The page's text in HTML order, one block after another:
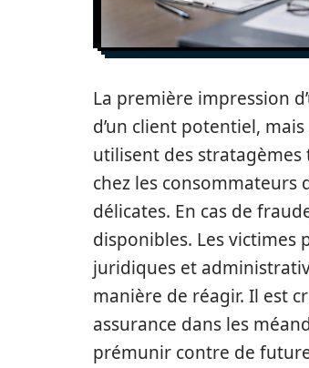
La première impression
d’un client potentiel,
utilisent des
chez les consommateurs
délicates. En cas de
disponibles. Les victimes
juridiques et
manière de réagir. Il est
assurance dans les
prémunir contre de